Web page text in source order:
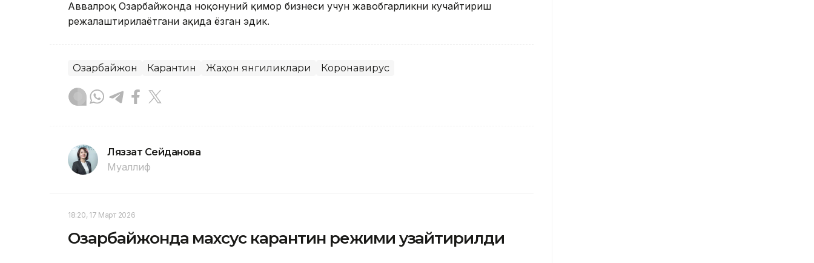
Аввалроқ Озарбайжонда ноқонуний қимор бизнеси учун жавобгарликни кучайтириш
режалаштирилаётгани ҳақида ёзган эдик.
Озарбайжон Карантин Жаҳон янгиликлари Коронавирус
Ляззат Сейданова
Муаллиф
18:20, 17 Март 2026
Озарбайжонда махсус карантин режими узайтирилди